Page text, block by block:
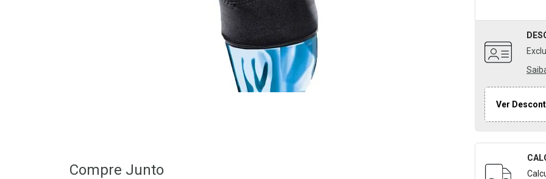
Ver
Compre Junto